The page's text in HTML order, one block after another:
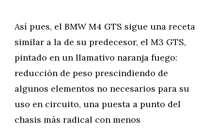
Así pues, el BMW M4 GTS sigue una receta
similar a la de su predecesor, el M3 GTS,
pintado en un llamativo naranja fuego:
reducción de peso prescindiendo de
algunos elementos no necesarios para su
uso en circuito, una puesta a punto del
chasis más radical con menos